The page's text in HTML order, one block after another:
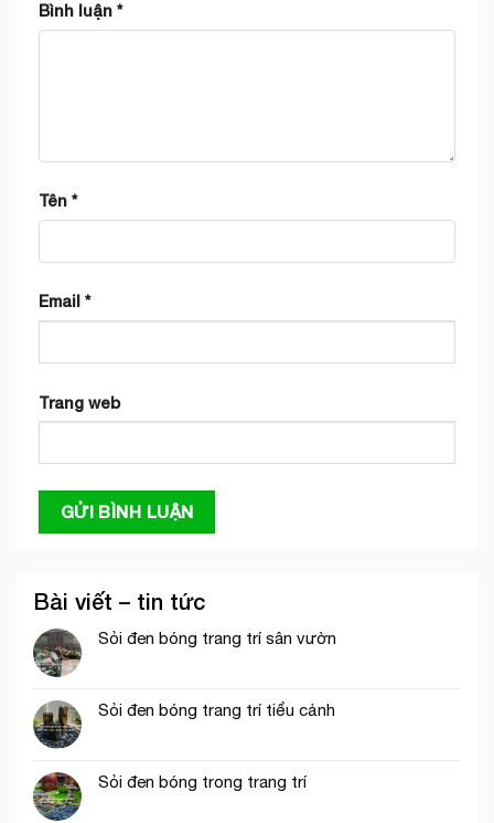
Bình luận *
Tên *
Email *
Trang web
Bài viết – tin tức
Sỏi đen bóng trang trí sân vườn
Sỏi đen bóng trang trí tiểu cảnh
Sỏi đen bóng trong trang trí